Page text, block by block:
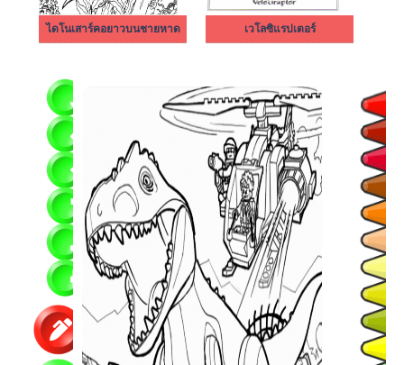
ไดโนเสาร์คอยาวบนชายหาด เวโลซิแรปเตอร์